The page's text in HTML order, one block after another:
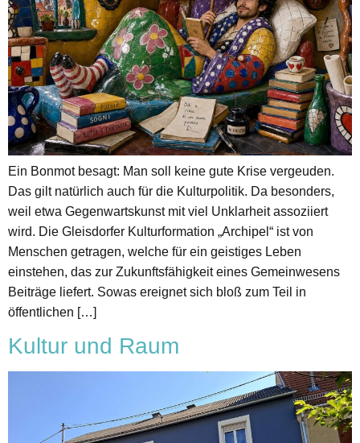
Ein Bonmot besagt: Man soll keine gute Krise vergeuden.
Das gilt natürlich auch für die Kulturpolitik. Da besonders,
weil etwa Gegenwartskunst mit viel Unklarheit assoziiert
wird. Die Gleisdorfer Kulturformation „Archipel“ ist von
Menschen getragen, welche für ein geistiges Leben
einstehen, das zur Zukunftsfähigkeit eines Gemeinwesens
Beiträge liefert. Sowas ereignet sich bloß zum Teil in
öffentlichen […]
Kultur und Raum